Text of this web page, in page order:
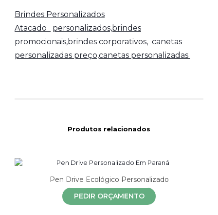
Brindes Personalizados
Atacado
personalizados,brindes
promocionais,brindes corporativos, canetas
personalizadas preço,canetas personalizadas
Produtos relacionados
Pen Drive Ecológico Personalizado
PEDIR ORÇAMENTO